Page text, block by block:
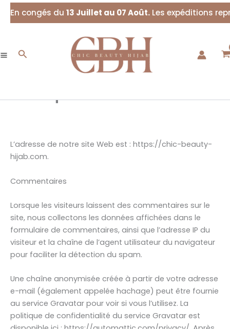
Aller
En congés du 13 Juillet au 07 Août. Les expéditions
Rechercher
L’adresse de notre site Web est : https://chic-beauty-
hijab.com.
Commentaires
Lorsque les visiteurs laissent des commentaires sur le
site, nous collectons les données affichées dans le
formulaire de commentaires, ainsi que l’adresse IP du
visiteur et la chaîne de l’agent utilisateur du navigateur
pour faciliter la détection du spam.
Une chaîne anonymisée créée à partir de votre adresse
e-mail (également appelée hachage) peut être fournie
au service Gravatar pour voir si vous l’utilisez. La
politique de confidentialité du service Gravatar est